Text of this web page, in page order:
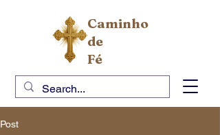
Caminho
de
Fé
Post